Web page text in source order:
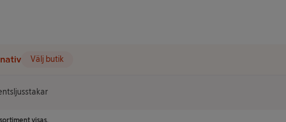
Välj butik
visas.